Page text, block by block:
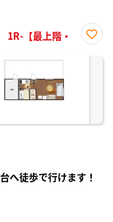
1R-【最上階・
に入
へ徒歩で行けます！